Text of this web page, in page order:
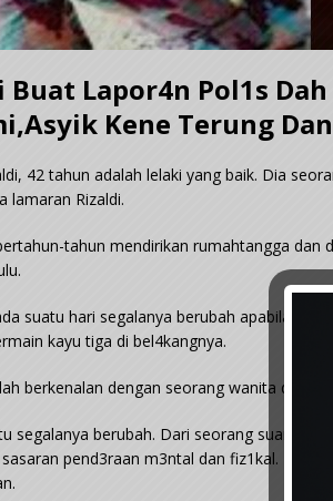
Lapor4n Pol1s
Kene Terung
42 tahun adalah lelaki yang baik. Dia
lamaran Rizaldi.
tahun mendirikan rumahtangga dan
suatu hari segalanya berubah apabila
kayu tiga di bel4kangnya.
berkenalan dengan seorang wanita dalam
segalanya berubah. Dari seorang suami
pend3raan m3ntal dan fiz1kal.